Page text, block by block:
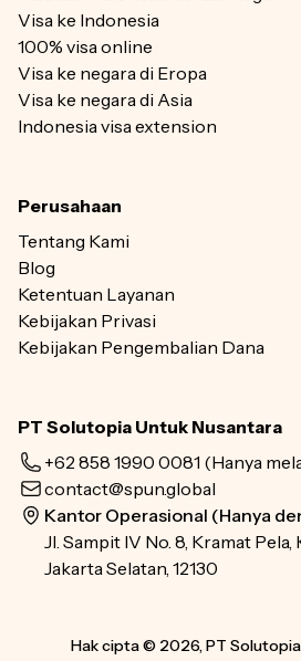
Visa ke Indonesia
100% visa online
Visa ke negara di Eropa
Visa ke negara di Asia
Indonesia visa extension
Perusahaan
Tentang Kami
Blog
Ketentuan Layanan
Kebijakan Privasi
Kebijakan Pengembalian Dana
PT Solutopia Untuk Nusantara
+62 858 1990 0081 (Hanya
contact@spun.global
Kantor Operasional (Hanya
Jl. Sampit IV No. 8, Kramat Pela,
Jakarta Selatan, 12130
Hak cipta © 2026, PT